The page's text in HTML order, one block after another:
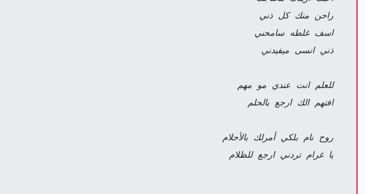
راحن منك كل ذني
اسف غلطه سامحني
ذني انسى ميفيدني
للعلم انت عندي مو مهم
افتهم الك ارجع بالحلم
روح نام بلكي أمرلك بالأحلام
يا غرام تردني ارجع للظلام